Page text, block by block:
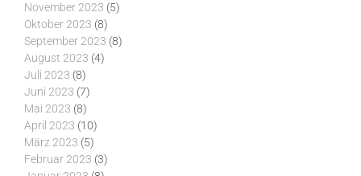
November 2023 (5)
Oktober 2023 (8)
September 2023 (8)
August 2023 (4)
Juli 2023 (8)
Juni 2023 (7)
Mai 2023 (8)
April 2023 (10)
März 2023 (5)
Februar 2023 (3)